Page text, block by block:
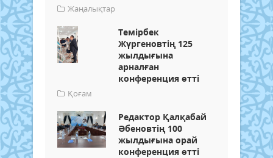
Жаңалықтар
Темірбек
Жүргеновтің 125
жылдығына
арналған
конференция өтті
Қоғам
Редактор Қалқабай
Әбеновтің 100
жылдығына орай
конференция өтті